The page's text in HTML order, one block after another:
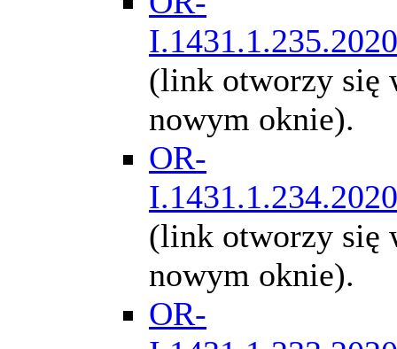
I.1431.1.235.2020
(link otworzy się
nowym oknie).
OR-
I.1431.1.234.2020
(link otworzy się
nowym oknie).
OR-